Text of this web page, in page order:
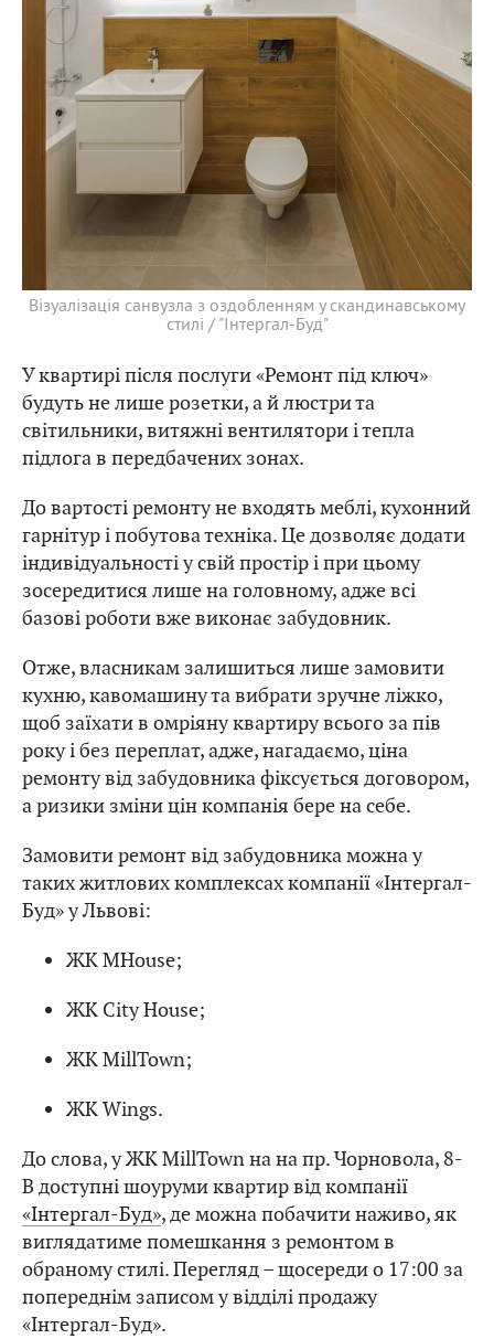
Візуалізація санвузла з оздобленням у скандинавському
стилі / "Інтергал-Буд"
У квартирі після послуги «Ремонт під ключ»
будуть не лише розетки, а й люстри та
світильники, витяжні вентилятори і тепла
підлога в передбачених зонах.
До вартості ремонту не входять меблі, кухонний
гарнітур і побутова техніка. Це дозволяє додати
індивідуальності у свій простір і при цьому
зосередитися лише на головному, адже всі
базові роботи вже виконає забудовник.
Отже, власникам залишиться лише замовити
кухню, кавомашину та вибрати зручне ліжко,
щоб заїхати в омріяну квартиру всього за пів
року і без переплат, адже, нагадаємо, ціна
ремонту від забудовника фіксується договором,
а ризики зміни цін компанія бере на себе.
Замовити ремонт від забудовника можна у
таких житлових комплексах компанії «Інтергал-
Буд» у Львові:
ЖК MHouse;
ЖК City House;
ЖК MillTown;
ЖК Wings.
До слова, у ЖК MillTown на на пр. Чорновола, 8-
В доступні шоуруми квартир від компанії
«Інтергал-Буд», де можна побачити наживо, як
виглядатиме помешкання з ремонтом в
обраному стилі. Перегляд – щосереди о 17:00 за
попереднім записом у відділі продажу
«Інтергал-Буд».